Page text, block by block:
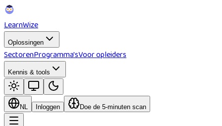
LearnWize
Oplossingen
SectorenProgramma'sVoor opleiders
Kennis & tools
NL Inloggen Doe de 5-minuten scan